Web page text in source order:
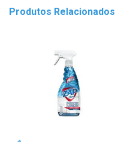
Produtos Relacionados